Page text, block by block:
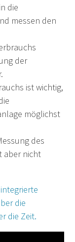
die
messen den
der
ist wichtig,
möglichst
des
aber nicht
die
die Zeit.